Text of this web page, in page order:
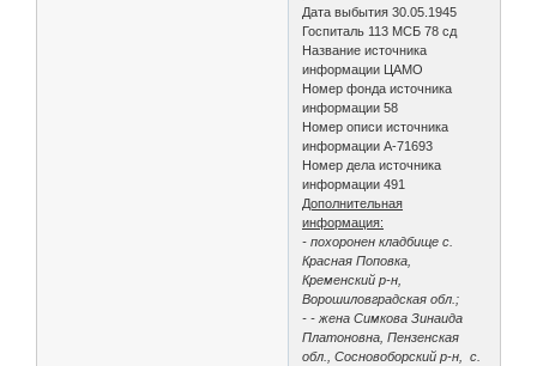
Дата выбытия 30.05.1945
Госпиталь 113 МСБ 78 сд
Название источника
информации ЦАМО
Номер фонда источника
информации 58
Номер описи источника
информации А-71693
Номер дела источника
информации 491
Дополнительная
информация:
- похоронен кладбище с.
Красная Поповка,
Кременский р-н,
Ворошиловградская обл.;
- - жена Симкова Зинаида
Платоновна, Пензенская
обл., Сосновоборский р-н, с.